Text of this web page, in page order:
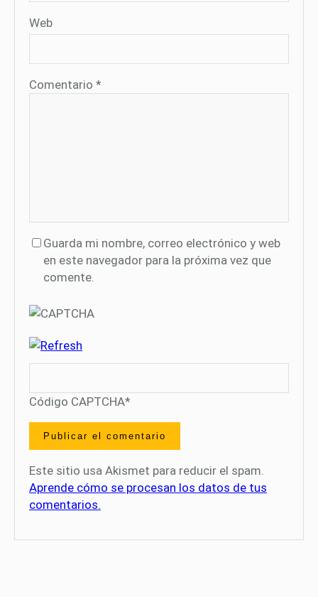
Web
Comentario *
Guarda mi nombre, correo electrónico y web
en este navegador para la próxima vez que
comente.
Código CAPTCHA*
Este sitio usa Akismet para reducir el spam.
Aprende cómo se procesan los datos de tus
comentarios.